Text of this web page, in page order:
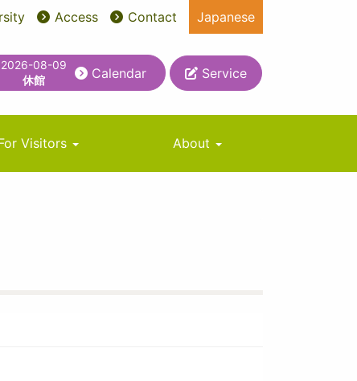
Access Contact Japanese
2026-08-09
休館
Calendar Service
Visitors About